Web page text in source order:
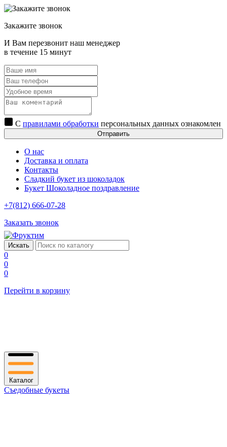
Закажите звонок
И Вам перезвонит наш менеджер
в течение 15 минут
С правилами обработки персональных данных ознакомлен
Отправить
О нас
Доставка и оплата
Контакты
Сладкий букет из шоколадок
Букет Шоколадное поздравление
+7(812) 666-07-28
Заказать звонок
0
0
0
Перейти в корзину
Каталог
Съедобные букеты